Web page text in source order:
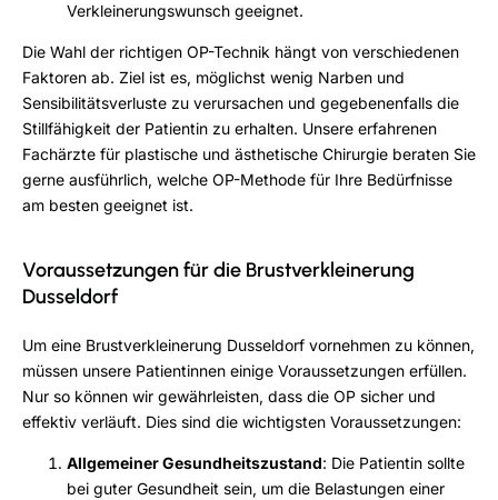
Verkleinerungswunsch geeignet.
Die Wahl der richtigen OP-Technik hängt von verschiedenen
Faktoren ab. Ziel ist es, möglichst wenig Narben und
Sensibilitätsverluste zu verursachen und gegebenenfalls die
Stillfähigkeit der Patientin zu erhalten. Unsere erfahrenen
Fachärzte für plastische und ästhetische Chirurgie beraten Sie
gerne ausführlich, welche OP-Methode für Ihre Bedürfnisse
am besten geeignet ist.
Voraussetzungen für die Brustverkleinerung
Dusseldorf
Um eine Brustverkleinerung Dusseldorf vornehmen zu können,
müssen unsere Patientinnen einige Voraussetzungen erfüllen.
Nur so können wir gewährleisten, dass die OP sicher und
effektiv verläuft. Dies sind die wichtigsten Voraussetzungen:
Allgemeiner Gesundheitszustand: Die Patientin sollte
bei guter Gesundheit sein, um die Belastungen einer